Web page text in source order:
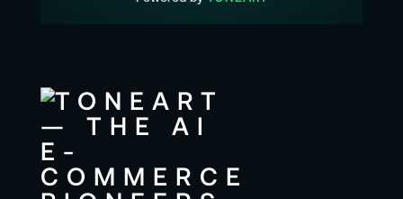
Max. Blendenöffnung: T2.9
Abbildungsmaßstab: 1:4,6